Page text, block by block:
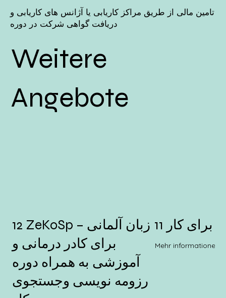
تامین مالی از طریق مراکز کاریابی یا آژانس های کاریابی و
دریافت گواهی شرکت در دوره
Weitere
Angebote
12 ZeKoSp – زبان آلمانی
برای کادر درمانی و
آموزشی به همراه دوره
رزومه نویسی وجستجوی
برای کار
Mehr informationen